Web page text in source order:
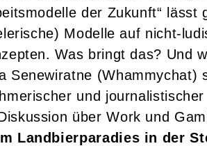
der Zukunft“
Modelle auf nicht-
Was bringt das? Und
Senewiratne
und
über Work und
Landbierparadies in der